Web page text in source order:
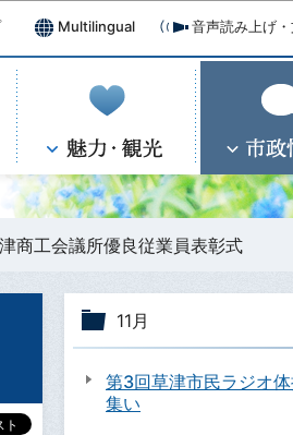
Multilingual 音声読み上げ
商工会議所優良従業員表彰式
11月
第3回草津市民ラジオ
集い